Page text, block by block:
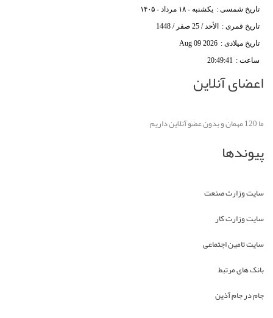
تاریخ شمسی : یکشنبه - ۱۸ مرداد - ۱۴۰۵
تاریخ قمری :
الأحد / 25 صفر / 1448
تاریخ میلادی : Aug 09 2026
ساعت : 20:49:41
اعضای آنلاین
ما 120 مهمان و بدون عضو آنلاین داریم
پیوندها
سایت وزارت صنعت
سایت وزارت کار
سایت تامین اجتماعی
بانک های مرتبط
جام در جام آذین